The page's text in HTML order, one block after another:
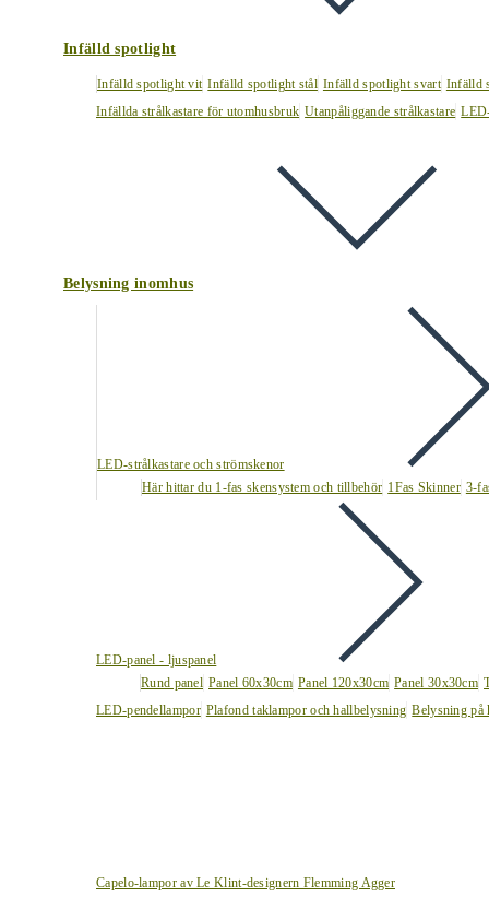
Infälld spotlight
Infälld spotlight vit Infälld spotlight stål Infälld spotlight svart Infälld
Infällda strålkastare för utomhusbruk Utanpåliggande strålkastare
Belysning inomhus
LED-strålkastare och strömskenor
Här hittar du 1-fas skensystem och tillbehör 1Fas Skinner 3-
LED-panel - ljuspanel
Rund panel Panel 60x30cm Panel 120x30cm Panel 30x30cm
LED-pendellampor Plafond taklampor och hallbelysning Belysning på
Capelo-lampor av Le Klint-designern Flemming Agger